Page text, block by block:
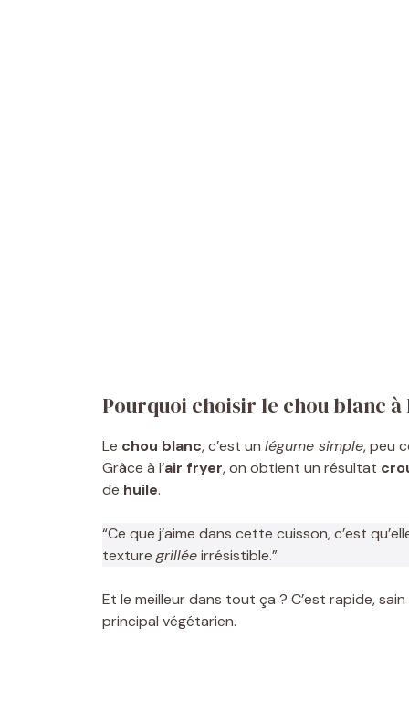
Pourquoi choisir le chou blanc à
Le chou blanc, c’est un légume simple, peu
Grâce à l’air fryer, on obtient un résultat
de huile.
“Ce que j’aime dans cette cuisson, c’est
texture grilléeirrésistible.”
Et le meilleur dans tout ça ? C’est rapide,
principal végétarien.